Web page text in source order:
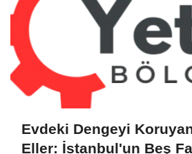
Evdeki Dengeyi
Eller: İstanbul'un Beş